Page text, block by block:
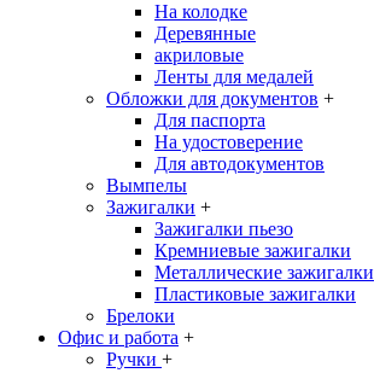
На колодке
Деревянные
акриловые
Ленты для медалей
Обложки для документов +
Для паспорта
На удостоверение
Для автодокументов
Вымпелы
Зажигалки +
Зажигалки пьезо
Кремниевые зажигалки
Металлические зажигалки
Пластиковые зажигалки
Брелоки
Офис и работа +
Ручки +